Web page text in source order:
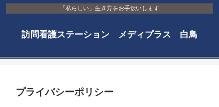
「私らしい」生き方をお手伝いします
訪問看護ステーション メディプラス 白鳥
プライバシーポリシー